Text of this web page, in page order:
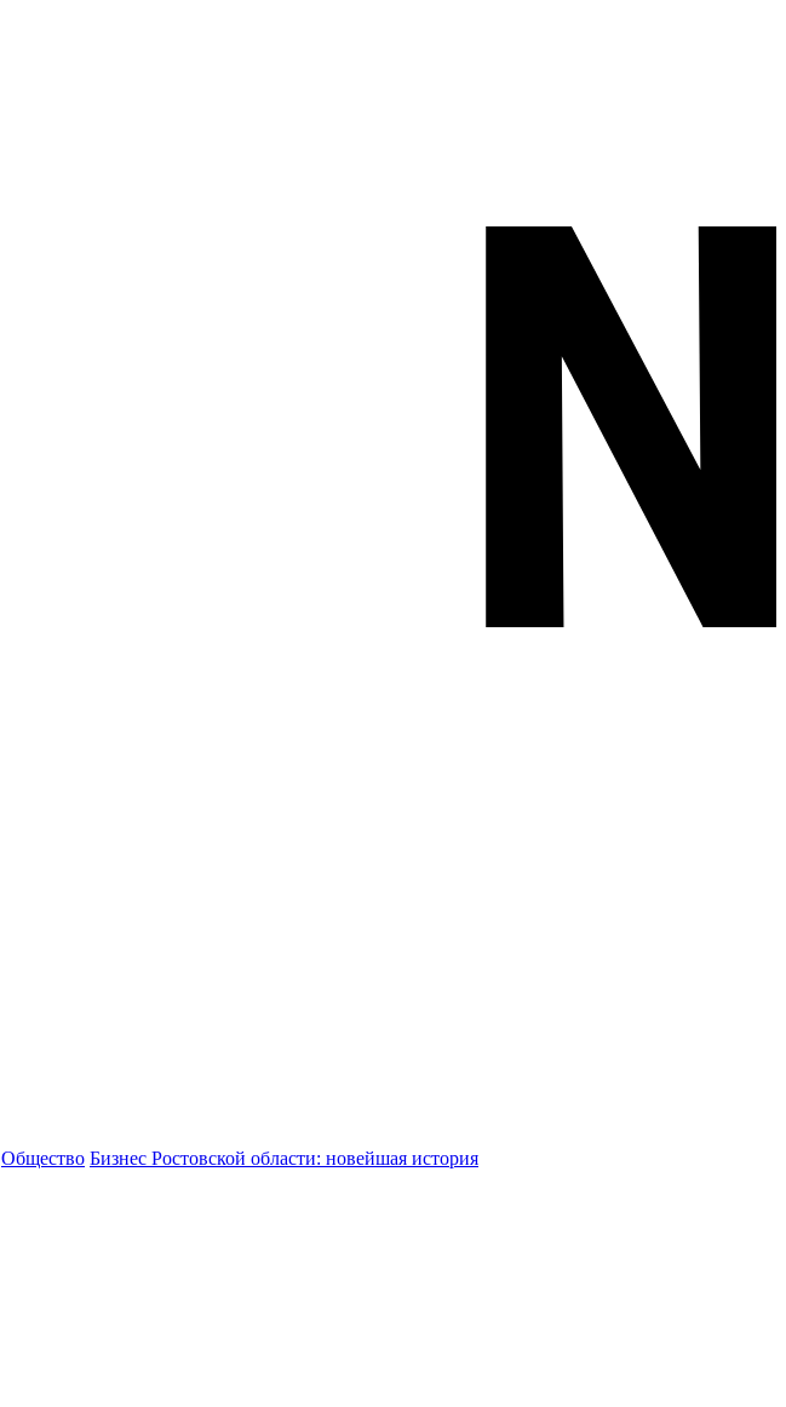
Общество Бизнес Ростовской области: новейшая история